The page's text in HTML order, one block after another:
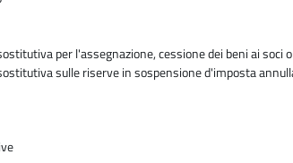
per l'assegnazione, cessione dei beni ai
sulle riserve in sospensione d'imposta